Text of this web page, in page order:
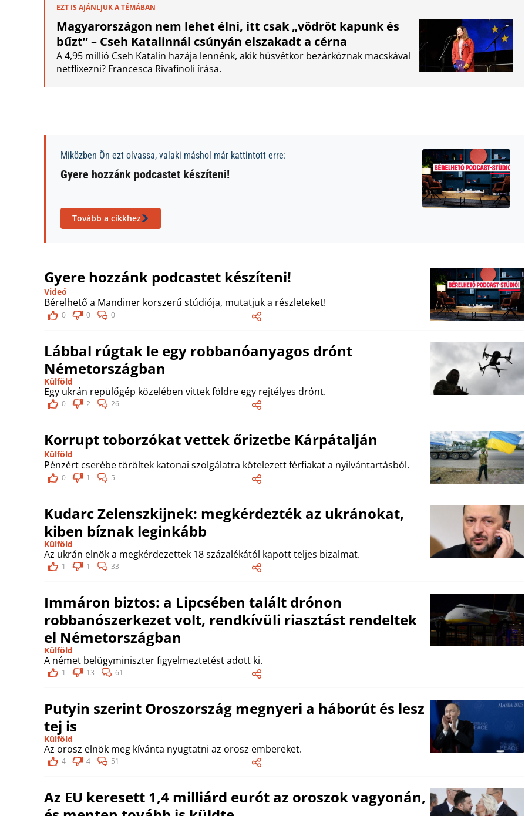
EZT IS AJÁNLJUK A TÉMÁBAN
Magyarországon nem lehet élni, itt csak „vödröt kapunk és
bűzt” – Cseh Katalinnál csúnyán elszakadt a cérna
A 4,95 millió Cseh Katalin hazája lennénk, akik húsvétkor bezárkóznak macskával
netflixezni? Francesca Rivafinoli írása.
Miközben Ön ezt olvassa, valaki máshol már kattintott erre:
Gyere hozzánk podcastet készíteni!
Tovább a cikkhez
Gyere hozzánk podcastet készíteni!
Videó
Bérelhető a Mandiner korszerű stúdiója, mutatjuk a részleteket!
0 0 0
Lábbal rúgtak le egy robbanóanyagos drónt
Németországban
Külföld
Egy ukrán repülőgép közelében vittek földre egy rejtélyes drónt.
0 2 26
Korrupt toborzókat vettek őrizetbe Kárpátalján
Külföld
Pénzért cserébe töröltek katonai szolgálatra kötelezett férfiakat a nyilvántartásból.
0 1 5
Kudarc Zelenszkijnek: megkérdezték az ukránokat,
kiben bíznak leginkább
Külföld
Az ukrán elnök a megkérdezettek 18 százalékától kapott teljes bizalmat.
1 1 33
Immáron biztos: a Lipcsében talált drónon
robbanószerkezet volt, rendkívüli riasztást rendeltek
el Németországban
Külföld
A német belügyminiszter figyelmeztetést adott ki.
1 13 61
Putyin szerint Oroszország megnyeri a háborút és lesz
tej is
Külföld
Az orosz elnök meg kívánta nyugtatni az orosz embereket.
4 4 51
Az EU keresett 1,4 milliárd eurót az oroszok vagyonán,